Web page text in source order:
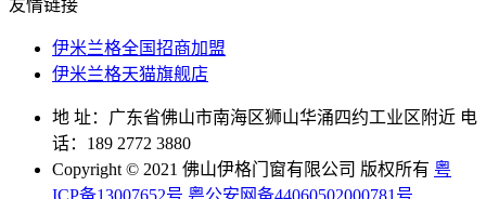
友情链接
伊米兰格全国招商加盟
伊米兰格天猫旗舰店
地 址：广东省佛山市南海区狮山华涌四约工业区附近 电
话：189 2772 3880
Copyright © 2021 佛山伊格门窗有限公司 版权所有 粤